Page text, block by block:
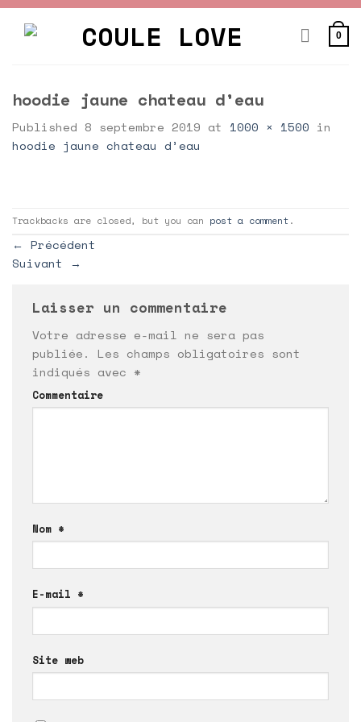
0
hoodie jaune chateau d’eau
Published 8 septembre 2019 at 1000 × 1500 in
hoodie jaune chateau d’eau
Trackbacks are closed, but you can post a comment.
← Précédent
Suivant →
Laisser un commentaire
Votre adresse e-mail ne sera pas
publiée.
Les champs obligatoires sont
indiqués avec *
Commentaire
Nom *
E-mail *
Site web